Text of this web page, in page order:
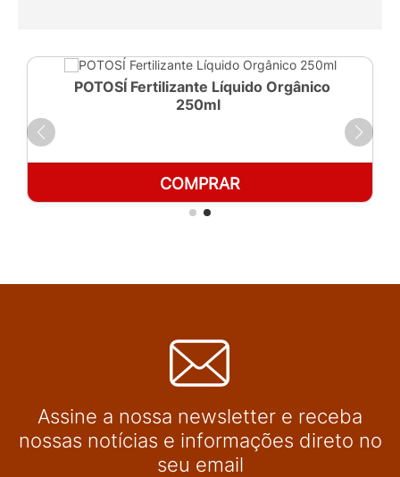
POTOSÍ Fertilizante Líquido Orgânico
250ml
COMPRAR
Assine a nossa newsletter e receba
nossas notícias e informações direto no
seu email